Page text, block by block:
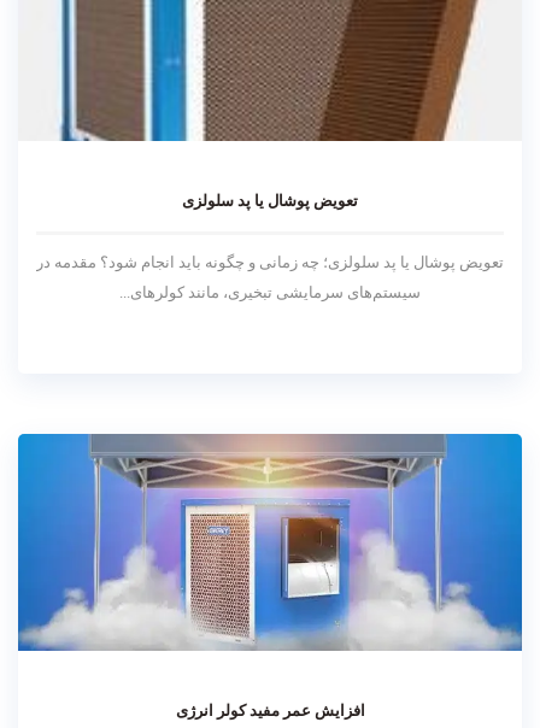
تعویض پوشال یا پد سلولزی
تعویض پوشال یا پد سلولزی؛ چه زمانی و چگونه باید انجام شود؟ مقدمه در
سیستم‌های سرمایشی تبخیری، مانند کولرهای...
افزایش عمر مفید کولر انرژی